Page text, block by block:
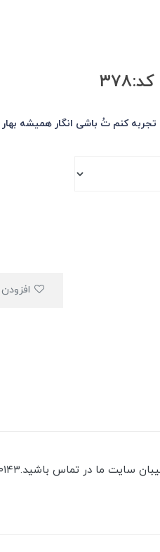
تجربه کنم تُ باشی انگار همیشه
ما در تماس باشید.۰۹۱۹۸۱۵۰۱۴۳